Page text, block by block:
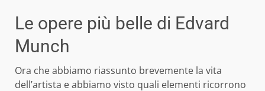
Le opere più belle di Edvard
Munch
Ora che abbiamo riassunto brevemente la vita
dell’artista e abbiamo visto quali elementi ricorrono